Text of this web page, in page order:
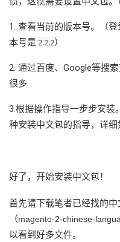
1. 查看当前的版本号。（
本号是:2.2.2）
2. 通过百度、Google等搜
很多
3.根据操作指导一步步安装
种安装中文包的指导，详细
好了，开始安装中文包！
首先请下载笔者已经找的
（magento-2-chinese-
以看到好多文件。